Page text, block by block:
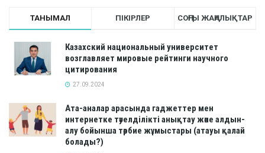
ТАНЫМАЛ ПІКІРЛЕР СОҢҒЫ ЖАҢАЛЫҚТАР
Казахский национальный университет
возглавляет мировые рейтинги научного
цитирования
27.09.2024
Ата-аналар арасында гаджеттер мен
интернетке тәуелділікті анықтау және алдын-
алу бойынша тәрбие жұмыстары (атауы қалай
болады?)